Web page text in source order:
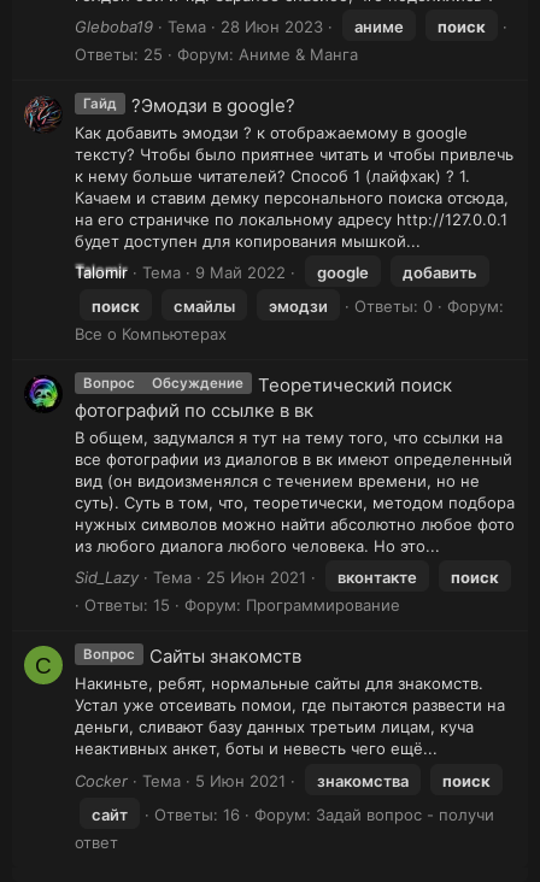
Gleboba19
Тема 28 Июн 2023 аниме
поиск
Ответы: 25
Форум: Аниме & Манга
Гайд ?Эмодзи в google?
Как добавить эмодзи ? к отображаемому в google
тексту? Чтобы было приятнее читать и чтобы привлечь
к нему больше читателей? Способ 1 (лайфхак) ? 1.
Качаем и ставим демку персонального поиска отсюда,
на его страничке по локальному адресу http://127.0.0.1
будет доступен для копирования мышкой...
Talomir
Тема 9 Май 2022 google
добавить
поиск
смайлы эмодзи Ответы: 0
Форум:
Все о Компьютерах
Вопрос Обсуждение
Теоретический поиск
фотографий по ссылке в вк
В общем, задумался я тут на тему того, что ссылки на
все фотографии из диалогов в вк имеют определенный
вид (он видоизменялся с течением времени, но не
суть). Суть в том, что, теоретически, методом подбора
нужных символов можно найти абсолютно любое фото
из любого диалога любого человека. Но это...
Sid_Lazy
Тема 25 Июн 2021 вконтакте
поиск
Ответы: 15
Форум: Программирование
C Вопрос Сайты знакомств
Накиньте, ребят, нормальные сайты для знакомств.
Устал уже отсеивать помои, где пытаются развести на
деньги, сливают базу данных третьим лицам, куча
неактивных анкет, боты и невесть чего ещё...
Cocker
Тема 5 Июн 2021 знакомства
поиск
сайт
Ответы: 16 Форум: Задай вопрос - получи
ответ